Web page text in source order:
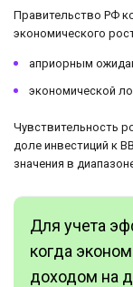
Правительство РФ
экономического
априорным
экономической
Чувствительность
доле инвестиций к
значения в
Для учета
когда
доходом на